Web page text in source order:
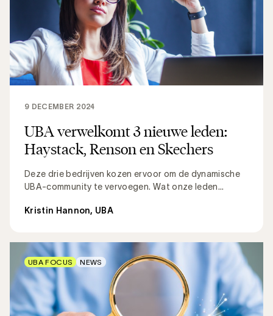
UBA verwelkomt 3 nieuwe leden:
Haystack, Renson en Skechers
Deze drie bedrijven kozen ervoor om de dynamische
UBA-community te vervoegen. Wat onze leden...
9 DECEMBER 2024
Kristin Hannon, UBA
UBA FOCUS NEWS